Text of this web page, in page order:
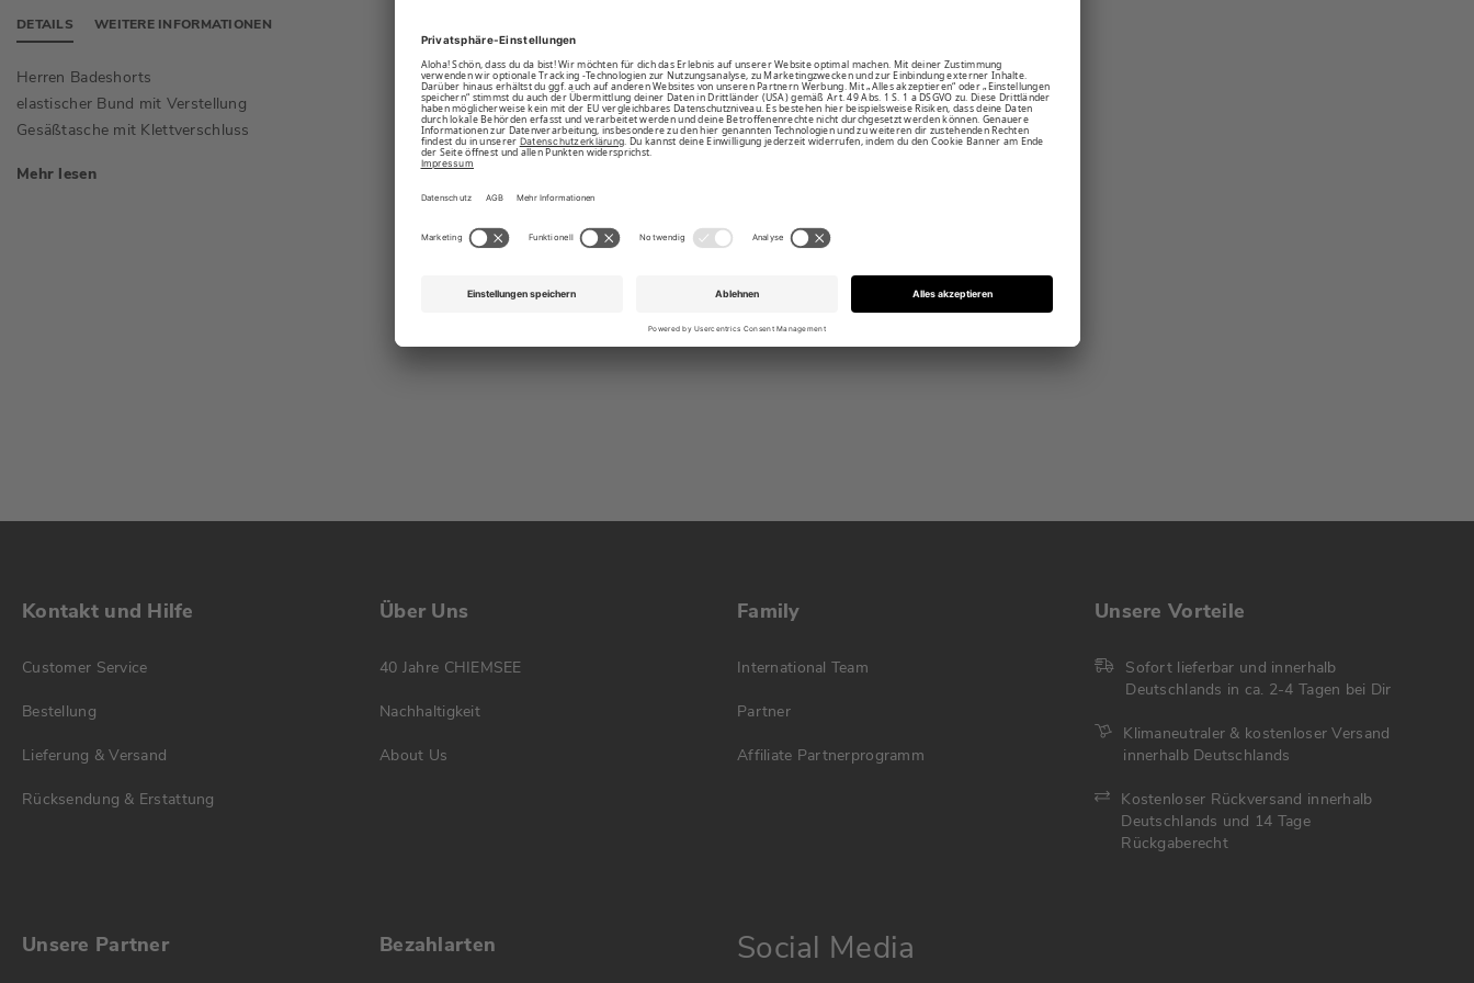
DETAILS
Herren Badeshorts
elastischer Bund mit Verstellung
Gesäßtasche mit Klettverschluss
platzierter Neonprint an den Seiten
"Außennaht 39""Länge"
Mehr lesen
WEITERE INFORMATIONEN
Kontakt und Hilfe
Customer Service
Bestellung
Lieferung & Versand
Rücksendung & Erstattung
Über Uns
40 Jahre CHIEMSEE
Nachhaltigkeit
About Us
Family
International Team
Partner
Affiliate Partnerprogramm
Unsere Vorteile
Sofort lieferbar und innerhalb
Deutschlands in ca. 2-4 Tagen bei Dir
Klimaneutraler & kostenloser Versand
innerhalb Deutschlands
Kostenloser Rückversand innerhalb
Deutschlands und 14 Tage
Rückgaberecht
Unsere Partner Bezahlarten Social Media